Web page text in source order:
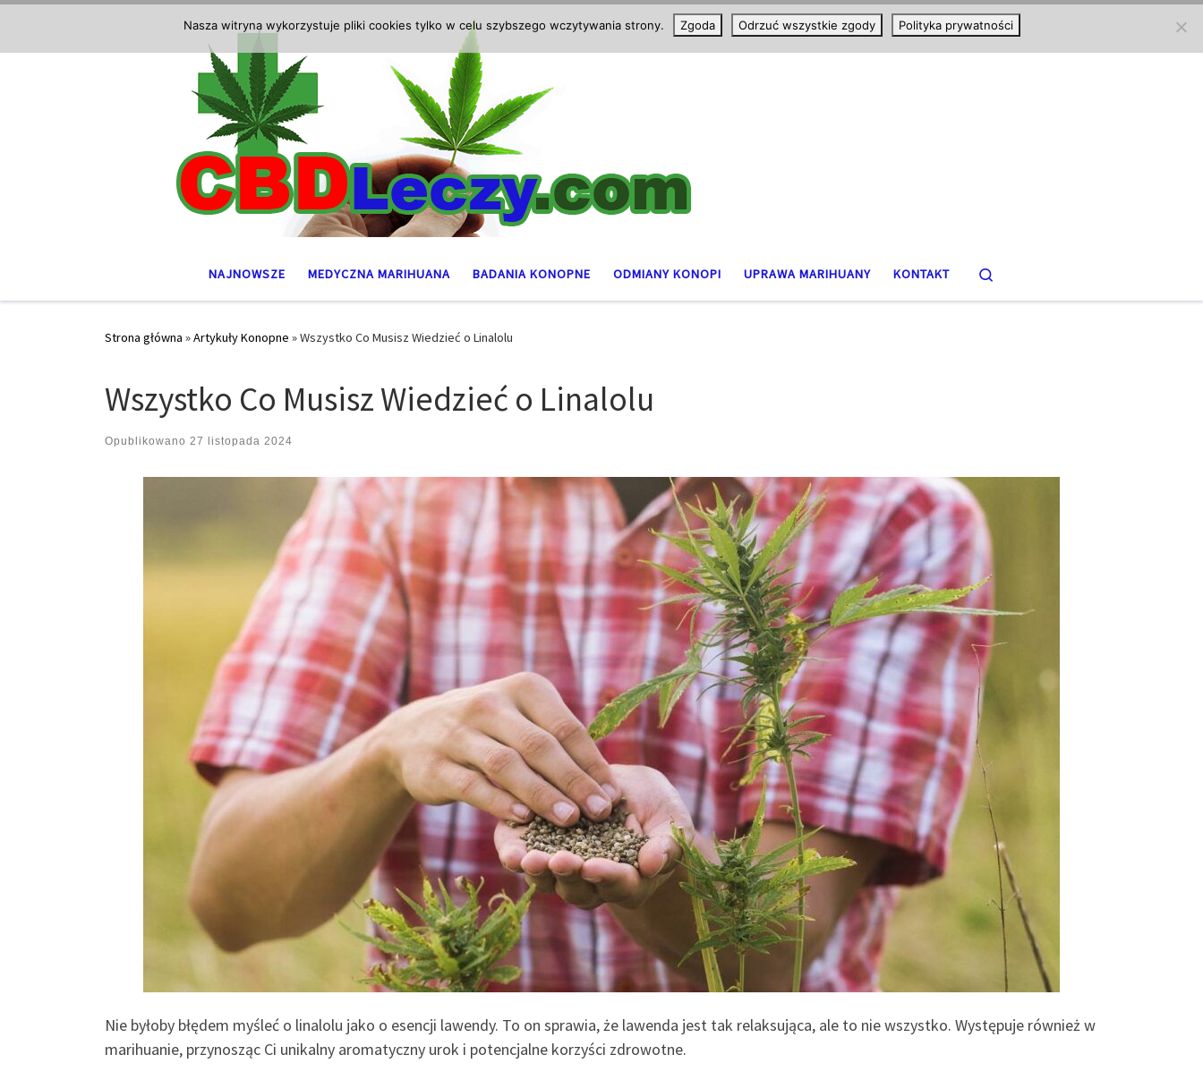
NAJNOWSZE MEDYCZNA MARIHUANA BADANIA KONOPNE ODMIANY KONOPI UPRAWA MARIHUANY KONTAKT
Strona główna »Artykuły Konopne »Wszystko Co Musisz Wiedzieć o Linalolu
Wszystko Co Musisz Wiedzieć o Linalolu
Opublikowano 27 listopada 2024
Nie byłoby błędem myśleć o linalolu jako o esencji lawendy. To on sprawia, że ​​lawenda jest tak relaksująca, ale to nie wszystko. Występuje również w
marihuanie, przynosząc Ci unikalny aromatyczny urok i potencjalne korzyści zdrowotne.
Nasza witryna wykorzystuje pliki cookies tylko w celu szybszego wczytywania strony. Zgoda Odrzuć wszystkie zgody Polityka prywatności